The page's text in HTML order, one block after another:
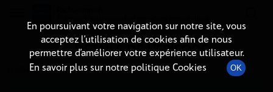
DÉTAILS DE L'ÉPISODE
23 juillet 2024à 10h59, durée : Invalid date
En poursuivant votre navigation sur notre site, vous
acceptez l’utilisation de cookies afin de nous
permettre d’améliorer votre expérience utilisateur.
En savoir plus sur notre politique Cookies
OK